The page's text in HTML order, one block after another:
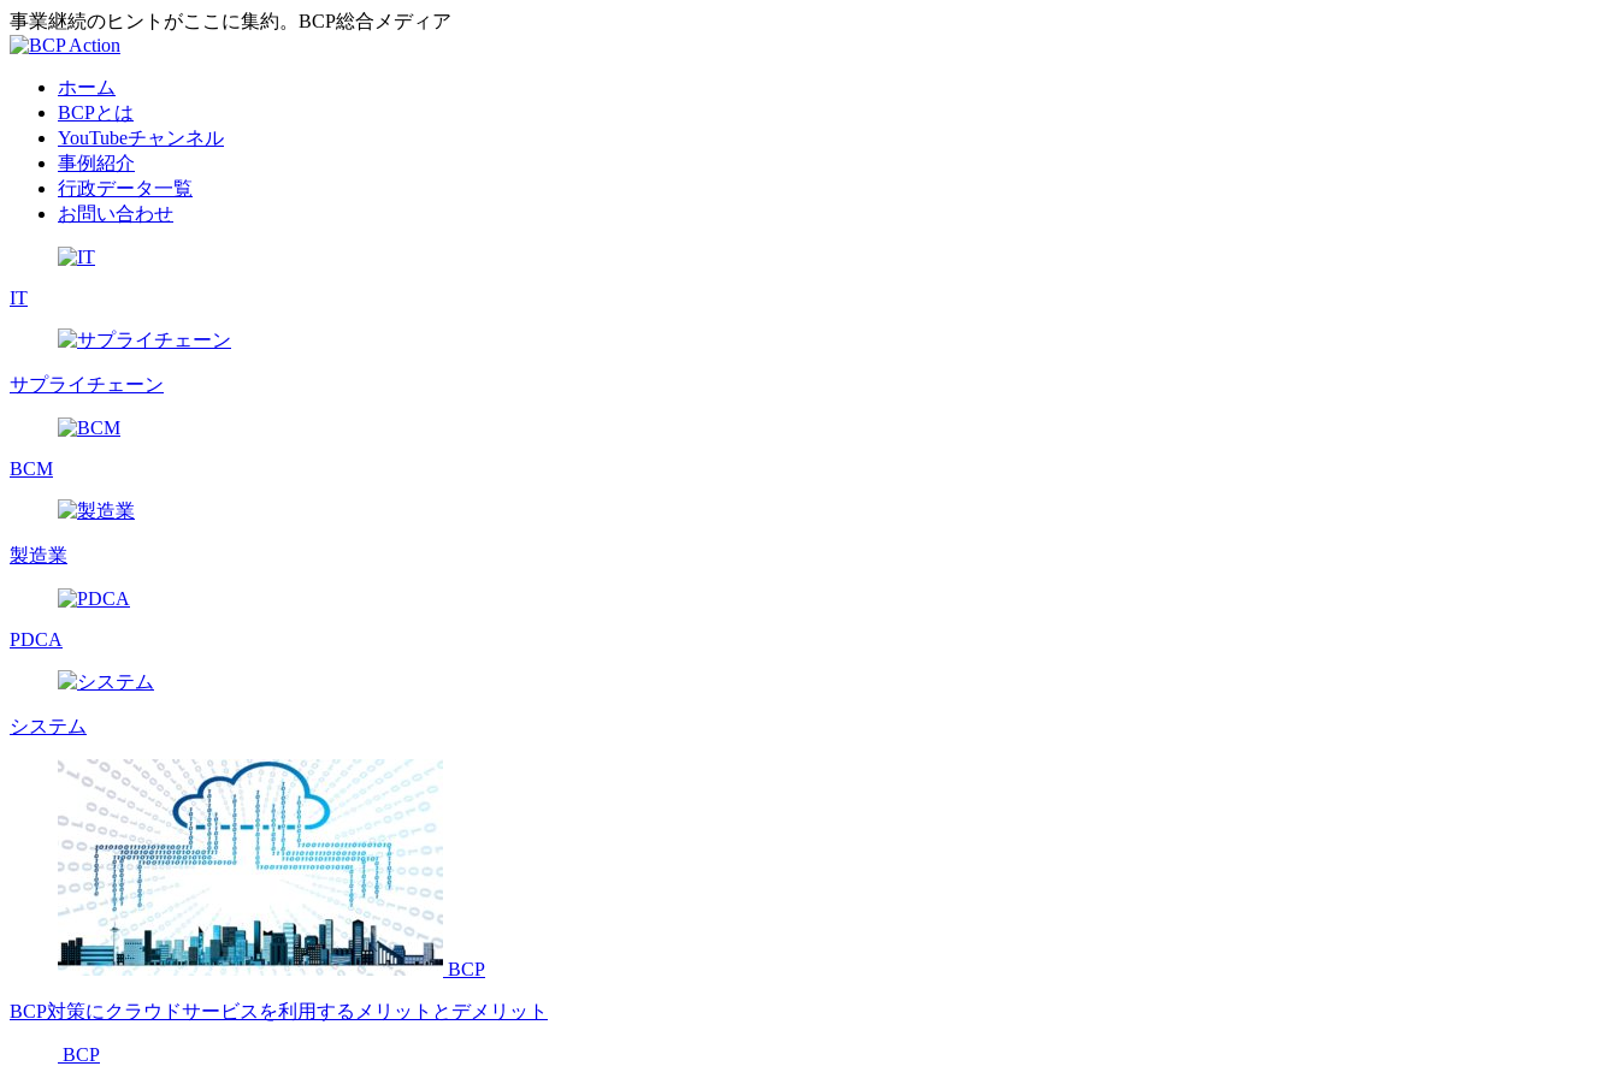
事業継続のヒントがここに集約。BCP総合メディア
ホーム
BCPとは
YouTubeチャンネル
事例紹介
行政データ一覧
お問い合わせ
IT
サプライチェーン
BCM
製造業
PDCA
システム
BCP
BCP対策にクラウドサービスを利用するメリットとデメリット
BCP